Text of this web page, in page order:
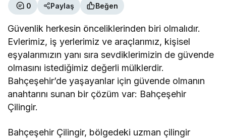
0 Paylaş Beğen
Güvenlik herkesin önceliklerinden biri olmalıdır.
Evlerimiz, iş yerlerimiz ve araçlarımız, kişisel
eşyalarımızın yanı sıra sevdiklerimizin de güvende
olmasını istediğimiz değerli mülklerdir.
Bahçeşehir’de yaşayanlar için güvende olmanın
anahtarını sunan bir çözüm var: Bahçeşehir
Çilingir.
Bahçeşehir Çilingir, bölgedeki uzman çilingir